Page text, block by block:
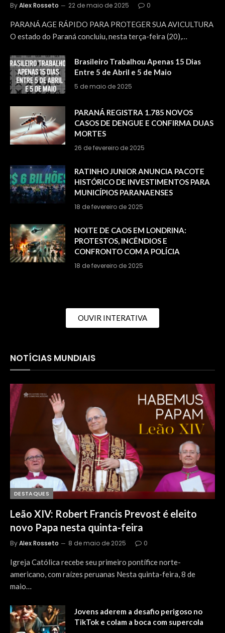
ByAlex Rosseto 22 de maio de 2025 0
PARANÁ AGE RÁPIDO PARA PROTEGER SUA AVICULTURA
O estado do Paraná concluiu, nesta terça-feira (20),…
Brasileiro Trabalhou Apenas 15 Dias
Entre 5 de Abril e 5 de Maio
5 de maio de 2025
PARANÁ REGISTRA 1.785 NOVOS
CASOS DE DENGUE E CONFIRMA DUAS
MORTES
26 de fevereiro de 2025
RATINHO JUNIOR ANUNCIA PACOTE
HISTÓRICO DE INVESTIMENTOS PARA
MUNICÍPIOS PARANAENSES
18 de fevereiro de 2025
NOITE DE CAOS EM LONDRINA:
PROTESTOS, INCÊNDIOS E
CONFRONTO COM A POLÍCIA
18 de fevereiro de 2025
OUVIR INTERATIVA
NOTÍCIAS MUNDIAIS
DESTAQUES
Leão XIV: Robert Francis Prevost é eleito
novo Papa nesta quinta-feira
ByAlex Rosseto 8 de maio de 2025 0
Igreja Católica recebe seu primeiro pontífice norte-
americano, com raízes peruanas Nesta quinta-feira, 8 de
maio…
Jovens aderem a desafio perigoso no
TikTok e colam a boca com supercola